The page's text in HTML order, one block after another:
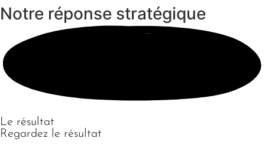
Notre réponse stratégique
Le résultat
Regardez le résultat